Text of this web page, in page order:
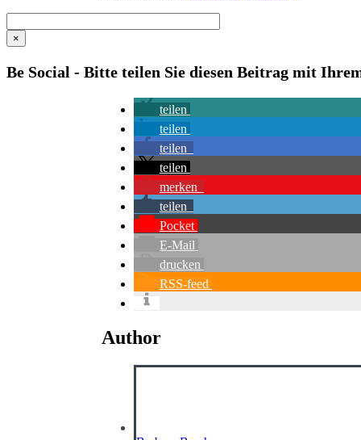
×
Be Social - Bitte teilen Sie diesen Beitrag mit
teilen
teilen
teilen
teilen
merken
teilen
Pocket
E-Mail
drucken
RSS-feed
Author